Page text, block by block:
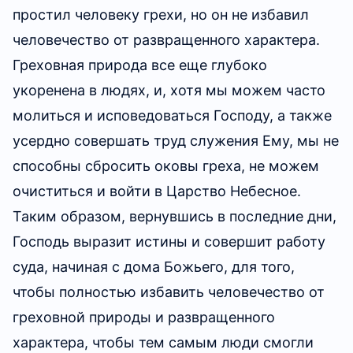
своем прежнем «я», истиной является то, что
ты спасен Иисусом, и что благодаря данному
Богом спасению ты не считаешься
грешником, но это не доказывает, что ты не
грешен или не нечист. Как ты можешь быть
святым, если не претерпел изменений? Тебя
осаждает изнутри нечистота, ты эгоистичен и
подл, но ты желаешь снизойти вместе с
Иисусом — как бы это тебе так повезло? В
своей вере в Бога ты пропустил один шаг: ты
был лишь искуплен, но не претерпел
изменений. Чтобы ты был по сердцу Богу, Бог
должен лично провести работу по твоему
изменению и очистке; если ты только
(Слово, том I. Божье явление и работа. Об именах
и идентичности)
Человеческая плоть — от сатаны, она
исполнена бунтарского характера,
простил человеку грехи, но он не избавил
человечество от развращенного характера.
Греховная природа все еще глубоко
укоренена в людях, и, хотя мы можем часто
молиться и исповедоваться Господу, а также
усердно совершать труд служения Ему, мы не
способны сбросить оковы греха, не можем
очиститься и войти в Царство Небесное.
Таким образом, вернувшись в последние дни,
Господь выразит истины и совершит работу
суда, начиная с дома Божьего, для того,
чтобы полностью избавить человечество от
греховной природы и развращенного
характера, чтобы тем самым люди смогли